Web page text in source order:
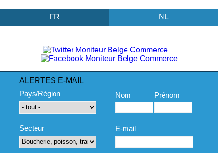
FR NL
ALERTES E-MAIL
Pays/Région
Secteur
Nom Prénom
E-mail